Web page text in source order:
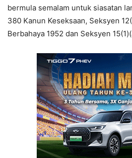
bermula semalam untuk siasatan
380 Kanun Keseksaan, Seksyen
Berbahaya 1952 dan Seksyen